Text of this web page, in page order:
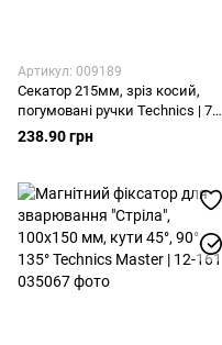
Артикул: 009189
Секатор 215мм, зріз косий,
погумовані ручки Technics | 71-
005
238.90 грн